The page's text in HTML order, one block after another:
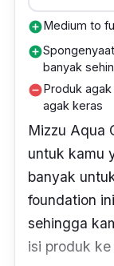
add_circleMedium to
add_circle
banyak
remove_circleProduk
agak keras
Mizzu Aqua
untuk kamu
banyak
foundation
sehingga
isi produk